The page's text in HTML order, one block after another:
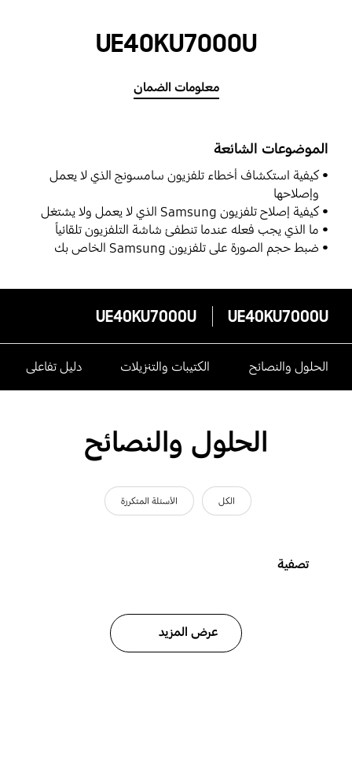
UE40KU7000U
معلومات الضمان
الموضوعات الشائعة
كيفية استكشاف أخطاء تلفزيون سامسونج الذي لا يعمل
وإصلاحها
كيفية إصلاح تلفزيون Samsung الذي لا يعمل ولا يشتغل
ما الذي يجب فعله عندما تنطفئ شاشة التلفزيون تلقائياً
ضبط حجم الصورة على تلفزيون Samsung الخاص بك
UE40KU7000U
UE40KU7000U
الحلول والنصائح الكتيبات والتنزيلات دليل تفاعلى
الحلول والنصائح
الكل الأسئلة المتكررة
تصفية
عرض المزيد